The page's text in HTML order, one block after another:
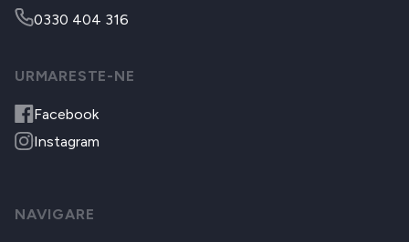
0330 404 316
URMARESTE-NE
Facebook
Instagram
NAVIGARE